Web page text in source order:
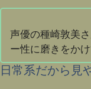
声優の種崎敦美
ー性に磨きをか
日常系だから見